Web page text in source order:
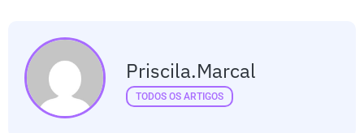
Priscila.marcal
TODOS OS ARTIGOS